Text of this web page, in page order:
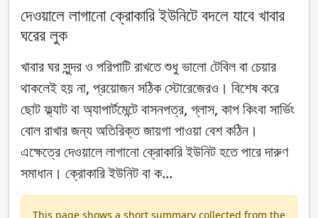
দেওয়ালে লাগানো ক্রোকারি ইউনিটে বদলে যাবে খাবার
ঘরের লুক
খাবার ঘর সুন্দর ও পরিপাটি রাখতে শুধু ভালো টেবিল বা চেয়ার
থাকলেই হয় না, প্রয়োজন সঠিক স্টোরেজেরও। বিশেষ করে
ছোট ফ্ল্যাট বা অ্যাপার্টমেন্টে বাসনপত্র, গ্লাস, কাপ কিংবা সার্ভিং
বোল রাখার জন্য অতিরিক্ত জায়গা পাওয়া বেশ কঠিন।
এক্ষেত্রে দেওয়ালে লাগানো ক্রোকারি ইউনিট হতে পারে দারুণ
সমাধান। ক্রোকারি ইউনিট বা ক...
This page shows a short summary collected from the